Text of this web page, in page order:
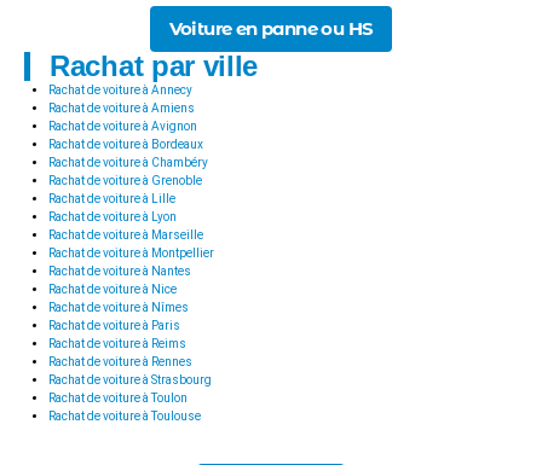
Voiture en panne ou HS
Rachat par ville
Rachat de voiture à Annecy
Rachat de voiture à Amiens
Rachat de voiture à Avignon
Rachat de voiture à Bordeaux
Rachat de voiture à Chambéry
Rachat de voiture à Grenoble
Rachat de voiture à Lille
Rachat de voiture à Lyon
Rachat de voiture à Marseille
Rachat de voiture à Montpellier
Rachat de voiture à Nantes
Rachat de voiture à Nice
Rachat de voiture à Nîmes
Rachat de voiture à Paris
Rachat de voiture à Reims
Rachat de voiture à Rennes
Rachat de voiture à Strasbourg
Rachat de voiture à Toulon
Rachat de voiture à Toulouse